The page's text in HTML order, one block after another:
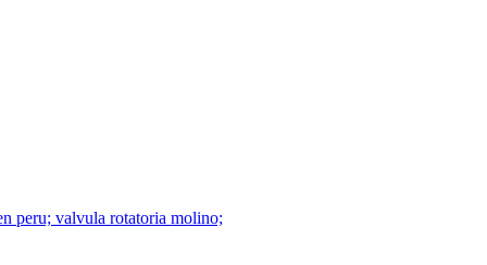
peru; valvula rotatoria molino;